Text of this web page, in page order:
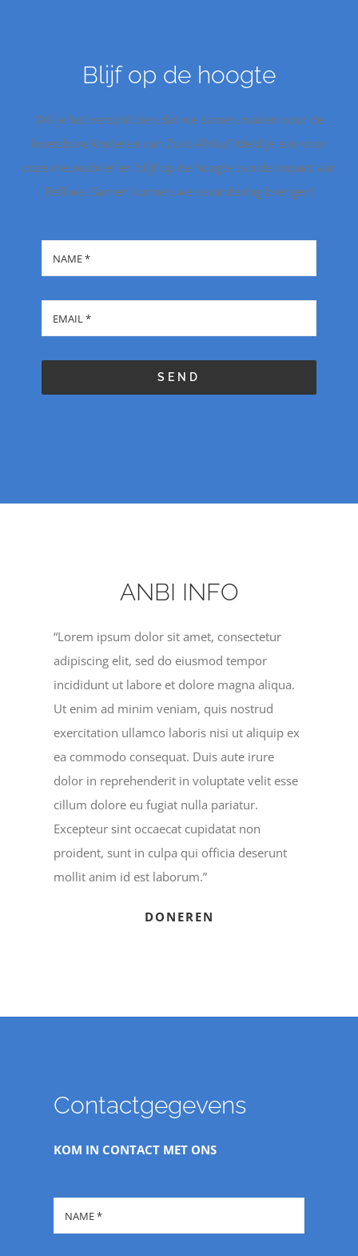
Blijf op de hoogte
Wil je het verschil zien dat we samen maken voor de
kwetsbare kinderen van Zuid-Afrika? Meld je aan voor
onze nieuwsbrief en blijf op de hoogte van de impact van
Refilwe. Samen kunnen we verandering brengen!
SEND
ANBI INFO
“Lorem ipsum dolor sit amet, consectetur
adipiscing elit, sed do eiusmod tempor
incididunt ut labore et dolore magna aliqua.
Ut enim ad minim veniam, quis nostrud
exercitation ullamco laboris nisi ut aliquip ex
ea commodo consequat. Duis aute irure
dolor in reprehenderit in voluptate velit esse
cillum dolore eu fugiat nulla pariatur.
Excepteur sint occaecat cupidatat non
proident, sunt in culpa qui officia deserunt
mollit anim id est laborum.”
DONEREN
Contactgegevens
KOM IN CONTACT MET ONS